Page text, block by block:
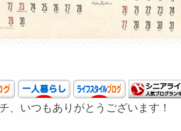
、いつもありがとうございます！